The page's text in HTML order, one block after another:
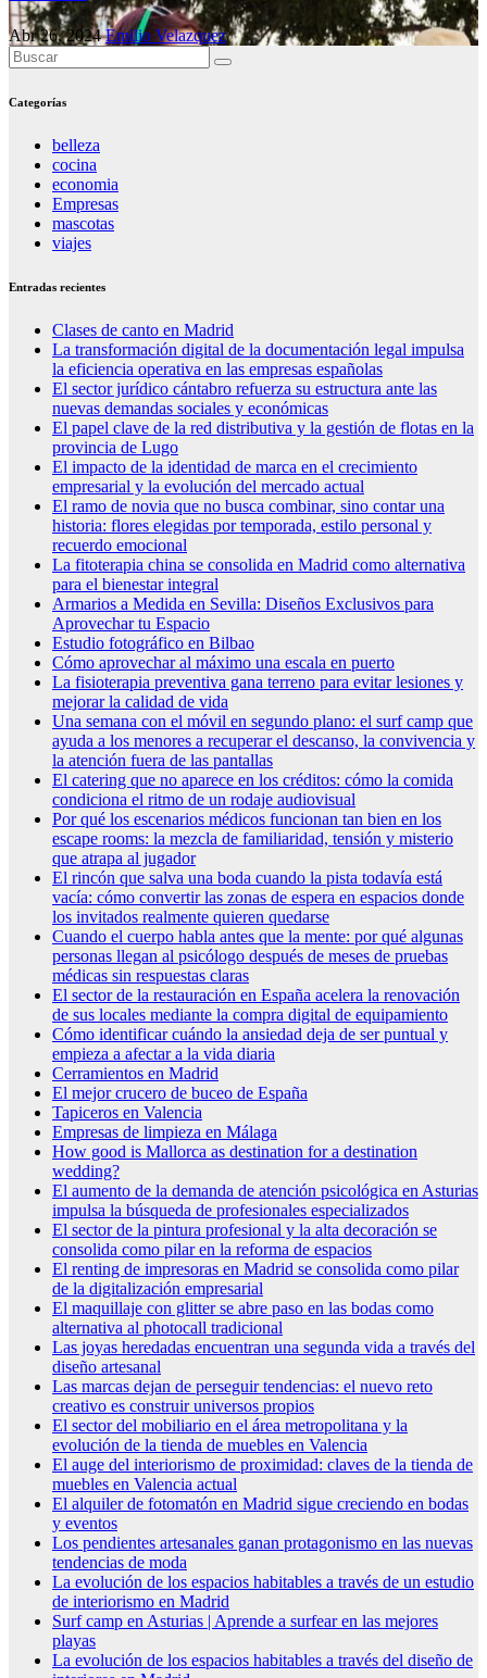
Abr 26, 2024Emilio Velazquez
Categorías
belleza
cocina
economia
Empresas
mascotas
viajes
Entradas recientes
Clases de canto en Madrid
La transformación digital de la documentación legal impulsa
la eficiencia operativa en las empresas españolas
El sector jurídico cántabro refuerza su estructura ante las
nuevas demandas sociales y económicas
El papel clave de la red distributiva y la gestión de flotas en la
provincia de Lugo
El impacto de la identidad de marca en el crecimiento
empresarial y la evolución del mercado actual
El ramo de novia que no busca combinar, sino contar una
historia: flores elegidas por temporada, estilo personal y
recuerdo emocional
La fitoterapia china se consolida en Madrid como alternativa
para el bienestar integral
Armarios a Medida en Sevilla: Diseños Exclusivos para
Aprovechar tu Espacio
Estudio fotográfico en Bilbao
Cómo aprovechar al máximo una escala en puerto
La fisioterapia preventiva gana terreno para evitar lesiones y
mejorar la calidad de vida
Una semana con el móvil en segundo plano: el surf camp que
ayuda a los menores a recuperar el descanso, la convivencia y
la atención fuera de las pantallas
El catering que no aparece en los créditos: cómo la comida
condiciona el ritmo de un rodaje audiovisual
Por qué los escenarios médicos funcionan tan bien en los
escape rooms: la mezcla de familiaridad, tensión y misterio
que atrapa al jugador
El rincón que salva una boda cuando la pista todavía está
vacía: cómo convertir las zonas de espera en espacios donde
los invitados realmente quieren quedarse
Cuando el cuerpo habla antes que la mente: por qué algunas
personas llegan al psicólogo después de meses de pruebas
médicas sin respuestas claras
El sector de la restauración en España acelera la renovación
de sus locales mediante la compra digital de equipamiento
Cómo identificar cuándo la ansiedad deja de ser puntual y
empieza a afectar a la vida diaria
Cerramientos en Madrid
El mejor crucero de buceo de España
Tapiceros en Valencia
Empresas de limpieza en Málaga
How good is Mallorca as destination for a destination
wedding?
El aumento de la demanda de atención psicológica en Asturias
impulsa la búsqueda de profesionales especializados
El sector de la pintura profesional y la alta decoración se
consolida como pilar en la reforma de espacios
El renting de impresoras en Madrid se consolida como pilar
de la digitalización empresarial
El maquillaje con glitter se abre paso en las bodas como
alternativa al photocall tradicional
Las joyas heredadas encuentran una segunda vida a través del
diseño artesanal
Las marcas dejan de perseguir tendencias: el nuevo reto
creativo es construir universos propios
El sector del mobiliario en el área metropolitana y la
evolución de la tienda de muebles en Valencia
El auge del interiorismo de proximidad: claves de la tienda de
muebles en Valencia actual
El alquiler de fotomatón en Madrid sigue creciendo en bodas
y eventos
Los pendientes artesanales ganan protagonismo en las nuevas
tendencias de moda
La evolución de los espacios habitables a través de un estudio
de interiorismo en Madrid
Surf camp en Asturias | Aprende a surfear en las mejores
playas
La evolución de los espacios habitables a través del diseño de